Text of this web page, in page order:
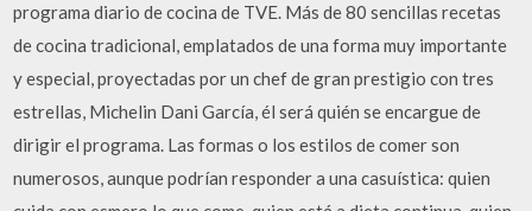
programa diario de cocina de TVE. Más de 80 sencillas recetas
de cocina tradicional, emplatados de una forma muy importante
y especial, proyectadas por un chef de gran prestigio con tres
estrellas, Michelin Dani García, él será quién se encargue de
dirigir el programa. Las formas o los estilos de comer son
numerosos, aunque podrían responder a una casuística: quien